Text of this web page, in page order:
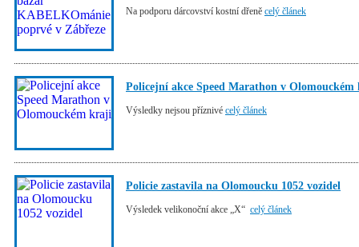
Na podporu dárcovství kostní dřeně celý článek
Policejní akce Speed Marathon v
Výsledky nejsou příznivé celý článek
Policie zastavila na Olomoucku 1052 vozidel
Výsledek velikonoční akce „X“ celý článek